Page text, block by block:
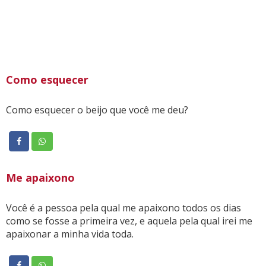
Como esquecer
Como esquecer o beijo que você me deu?
Me apaixono
Você é a pessoa pela qual me apaixono todos os dias
como se fosse a primeira vez, e aquela pela qual irei me
apaixonar a minha vida toda.